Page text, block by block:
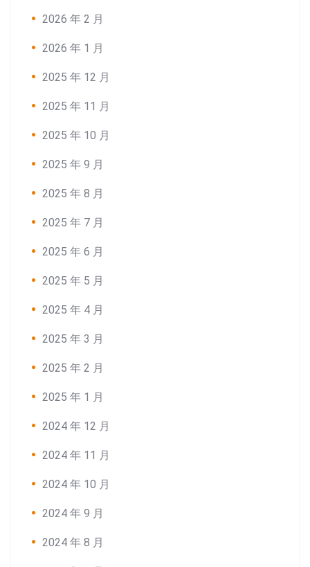
2026 年 2 月
2026 年 1 月
2025 年 12 月
2025 年 11 月
2025 年 10 月
2025 年 9 月
2025 年 8 月
2025 年 7 月
2025 年 6 月
2025 年 5 月
2025 年 4 月
2025 年 3 月
2025 年 2 月
2025 年 1 月
2024 年 12 月
2024 年 11 月
2024 年 10 月
2024 年 9 月
2024 年 8 月